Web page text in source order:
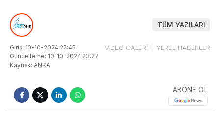
TÜM YAZILARI
Giriş: 10-10-2024 22:45
Güncelleme: 10-10-2024 23:27
Kaynak: ANKA
VIDEO GALERİ YEREL HABERLER
ABONE OL